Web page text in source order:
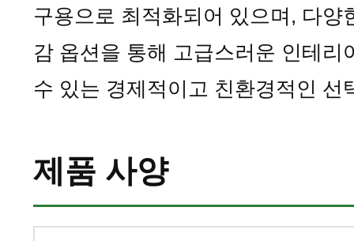
구용으로 최적화되어 있으며, 다양
감 옵션을 통해 고급스러운 인테리
수 있는 경제적이고 친환경적인 선
제품 사양